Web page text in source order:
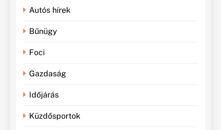
Autós hírek
Bűnügy
Foci
Gazdaság
Időjárás
Küzdősportok